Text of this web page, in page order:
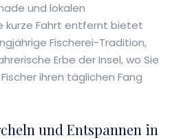
und lokalen
kurze Fahrt entfernt bietet
Fischerei-Tradition,
Erbe der Insel, wo Sie
ihren täglichen Fang
und Entspannen in